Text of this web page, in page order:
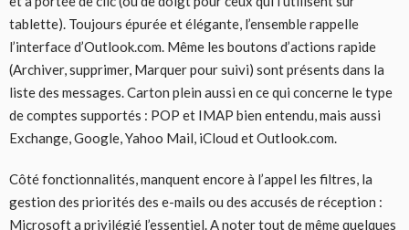
tablette). Toujours épurée et élégante, l’ensemble rappelle
l’interface d’Outlook.com. Même les boutons d’actions rapide
(Archiver, supprimer, Marquer pour suivi) sont présents dans la
liste des messages. Carton plein aussi en ce qui concerne le type
de comptes supportés : POP et IMAP bien entendu, mais aussi
Exchange, Google, Yahoo Mail, iCloud et Outlook.com.
Côté fonctionnalités, manquent encore à l’appel les filtres, la
gestion des priorités des e-mails ou des accusés de réception :
Microsoft a privilégié l’essentiel. A noter tout de même quelques